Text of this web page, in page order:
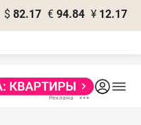
$ 82.17 € 94.84 ¥ 12.17